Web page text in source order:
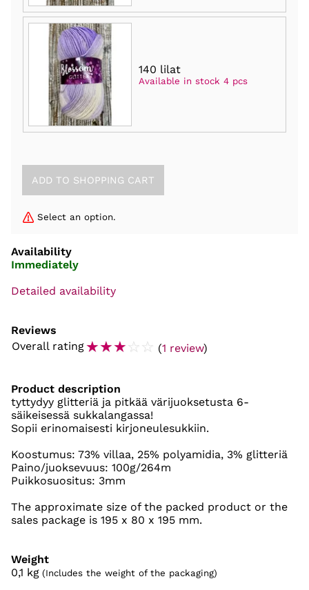
140 lilat
Available in stock 4 pcs
Select an option.
Availability
Immediately
Detailed availability
Reviews
Overall rating☆☆☆☆ ☆ (1 review)
Product description
tyttydyy glitteriä ja pitkää värijuoksetusta 6-
säikeisessä sukkalangassa!
Sopii erinomaisesti kirjoneulesukkiin.
Koostumus: 73% villaa, 25% polyamidia, 3% glitteriä
Paino/juoksevuus: 100g/264m
Puikkosuositus: 3mm
The approximate size of the packed product or the
sales package is 195 x 80 x 195 mm.
Weight
0,1 kg (Includes the weight of the packaging)